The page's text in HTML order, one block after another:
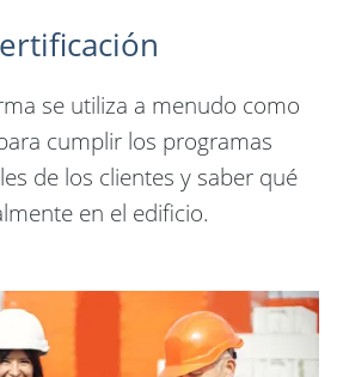
se utiliza a menudo como
cumplir los programas
de los clientes y saber qué
en el edificio.